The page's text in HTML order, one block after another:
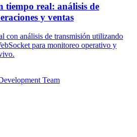
tiempo real: análisis de
y ventas
con análisis de transmisión utilizando
para monitoreo operativo y
Team